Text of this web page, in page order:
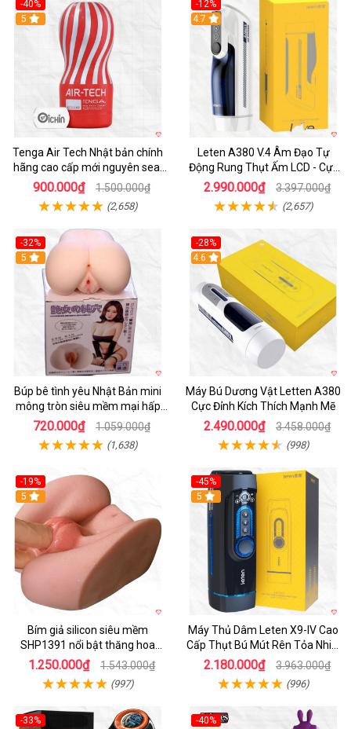
-40%
Hot
5
Tenga Air Tech Nhật bản chính
hãng cao cấp mới nguyên seal
giá tốt
900.000₫ 1.500.000₫
(2,658)
-12%
Hot
4.7
Leten A380 V.4 Âm Đạo Tự
Động Rung Thụt Ấm LCD - Cực
Phê
2.990.000₫ 3.397.000₫
(2,657)
-32%
Hot
5
Búp bê tình yêu Nhật Bản mini
mông tròn siêu mềm mại hấp
dẫn
720.000₫ 1.059.000₫
(1,638)
-28%
Hot
4.6
Máy Bú Dương Vật Letten A380
Cực Đỉnh Kích Thích Mạnh Mẽ
2.490.000₫ 3.458.000₫
(998)
-19%
Hot
5
Bím giả silicon siêu mềm
SHP1391 nổi bật thăng hoa
hoàn hảo
1.250.000₫ 1.543.000₫
(997)
-45%
Hot
5
Máy Thủ Dâm Leten X9-IV Cao
Cấp Thụt Bú Mút Rên Tỏa Nhiệt
Sạc Pin
2.180.000₫ 3.963.000₫
(996)
-33%
-40%